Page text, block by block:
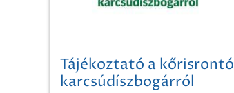
Tájékoztató a kőrisrontó
karcsúdíszbogárról